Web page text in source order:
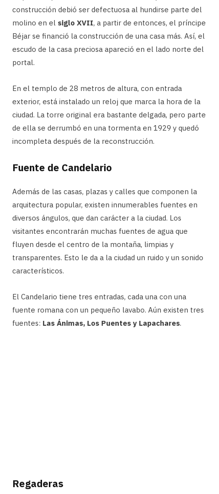
construcción debió ser defectuosa al hundirse parte del
molino en el siglo XVII, a partir de entonces, el príncipe
Béjar se financió la construcción de una casa más. Así, el
escudo de la casa preciosa apareció en el lado norte del
portal.
En el templo de 28 metros de altura, con entrada
exterior, está instalado un reloj que marca la hora de la
ciudad. La torre original era bastante delgada, pero parte
de ella se derrumbó en una tormenta en 1929 y quedó
incompleta después de la reconstrucción.
Fuente de Candelario
Además de las casas, plazas y calles que componen la
arquitectura popular, existen innumerables fuentes en
diversos ángulos, que dan carácter a la ciudad. Los
visitantes encontrarán muchas fuentes de agua que
fluyen desde el centro de la montaña, limpias y
transparentes. Esto le da a la ciudad un ruido y un sonido
característicos.
El Candelario tiene tres entradas, cada una con una
fuente romana con un pequeño lavabo. Aún existen tres
fuentes: Las Ánimas, Los Puentes y Lapachares.
Regaderas